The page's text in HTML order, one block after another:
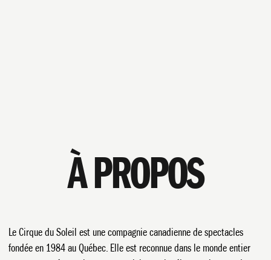
L'ARENA
À PROPOS
Le Cirque du Soleil est une compagnie canadienne de spectacles
fondée en 1984 au Québec. Elle est reconnue dans le monde entier